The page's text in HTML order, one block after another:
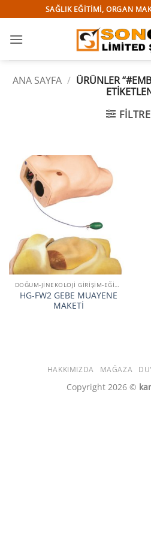
atla
SAĞLIK EĞITIMI, ORGAN
ANA SAYFA / ÜRÜNLER
DOĞUM-JİNEKOLOJİ GİRİŞİM-EĞİTİM SİMÜLATÖR VE MAKETLERİ
HG-FW2 GEBE MUAYENE
MAKETİ
HAKKIMIZDA MAĞAZA
Copyright 2026 ©